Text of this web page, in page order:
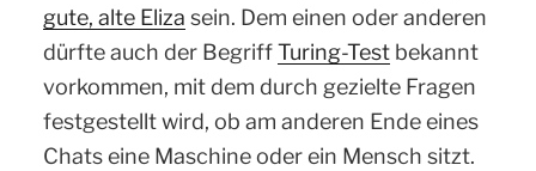
gute, alte Eliza sein. Dem einen oder anderen
dürfte auch der BegriffTuring-Test bekannt
vorkommen, mit dem durch gezielte Fragen
festgestellt wird, ob am anderen Ende eines
Chats eine Maschine oder ein Mensch sitzt.